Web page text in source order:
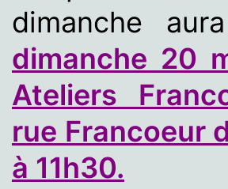
dimanche
dimanche 20
Ateliers
rue Francoeur
à 11h30.